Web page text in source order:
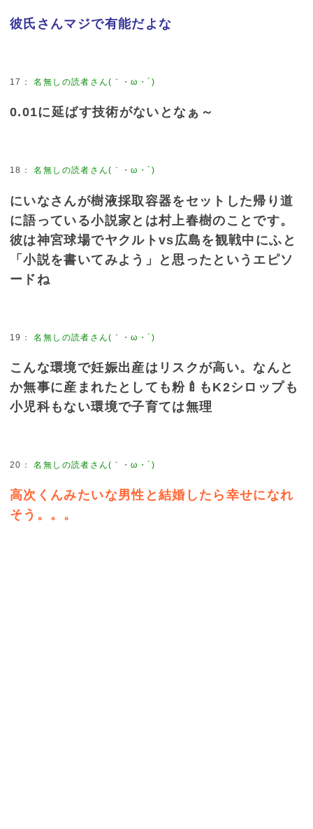
彼氏さんマジで有能だよな
17 ：名無しの読者さん(｀・ω・´)
0.01に延ばす技術がないとなぁ～
18 ：名無しの読者さん(｀・ω・´)
にいなさんが樹液採取容器をセットした帰り道
に語っている小説家とは村上春樹のことです。
彼は神宮球場でヤクルトvs広島を観戦中にふと
「小説を書いてみよう」と思ったというエピソ
ードね
19 ：名無しの読者さん(｀・ω・´)
こんな環境で妊娠出産はリスクが高い。なんと
か無事に産まれたとしても粉🍼もK2シロップも
小児科もない環境で子育ては無理
20 ：名無しの読者さん(｀・ω・´)
高次くんみたいな男性と結婚したら幸せになれ
そう。。。